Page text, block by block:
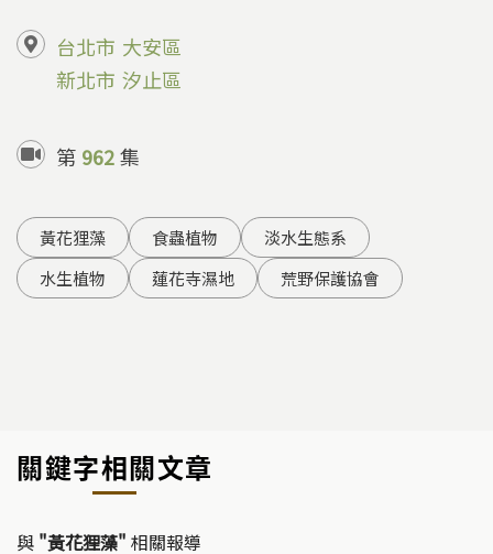
台北市 大安區
新北市 汐止區
第 962集
黃花狸藻 食蟲植物
淡水生態系
水生植物
蓮花寺濕地 荒野保護協會
關鍵字相關文章
與 "黃花狸藻" 相關報導